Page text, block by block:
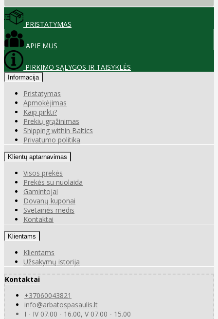
PRISTATYMAS
APIE MUS
PIRKIMO SĄLYGOS IR TAISYKLĖS
Informacija
Pristatymas
Apmokėjimas
Kaip pirkti?
Prekių grąžinimas
Shipping within Baltics
Privatumo politika
Klientų aptarnavimas
Visos prekės
Prekės su nuolaida
Gamintojai
Dovanų kuponai
Svetainės medis
Kontaktai
Klientams
Klientams
Užsakymų istorija
Kontaktai
+37060043821
info@arbatospasaulis.lt
I - IV 07.00 - 16.00, V 07.00 - 15.00